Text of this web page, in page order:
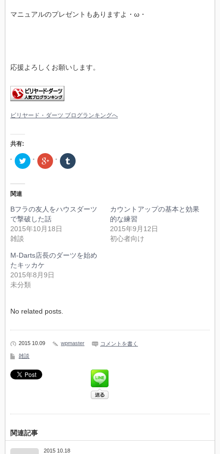
マニュアルのプレゼントもありますよ・ω・
応援よろしくお願いします。
ビリヤード・ダーツ ブログランキングへ
共有:
ク
リ
共
有
(新
し
い
ド
ウ
で
開
き
ま
す)
ク
リ
共
有
(新
し
い
ド
ウ
開
き
ク
リ
共
有
ド
ウ
関連
Bフラの友人をハウスダーツ
で撃破した話
2015年10月18日
雑談
カウントアップの基本と効果
的な練習
2015年9月12日
初心者向け
M-Darts店長のダーツを始め
たキッカケ
2015年8月9日
未分類
No related posts.
2015 10.09 wpmaster コメントを書く
雑談
関連記事
2015 10.18